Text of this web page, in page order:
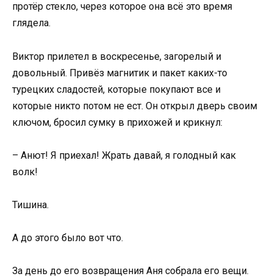
протёр стекло, через которое она всё это время
глядела.
Виктор прилетел в воскресенье, загорелый и
довольный. Привёз магнитик и пакет каких-то
турецких сладостей, которые покупают все и
которые никто потом не ест. Он открыл дверь своим
ключом, бросил сумку в прихожей и крикнул:
– Анют! Я приехал! Жрать давай, я голодный как
волк!
Тишина.
А до этого было вот что.
За день до его возвращения Аня собрала его вещи.